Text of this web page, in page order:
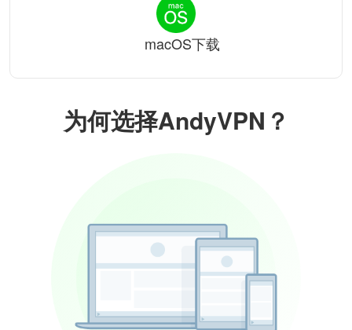
为何选择AndyVPN？
macOS下载